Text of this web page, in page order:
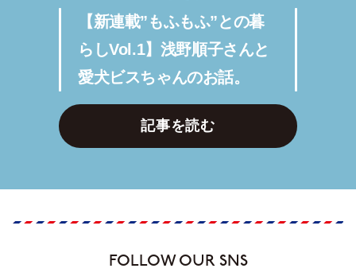
【新連載”もふもふ”との暮
らしVol.1】浅野順子さんと
愛犬ビスちゃんのお話。
記事を読む
FOLLOW OUR SNS